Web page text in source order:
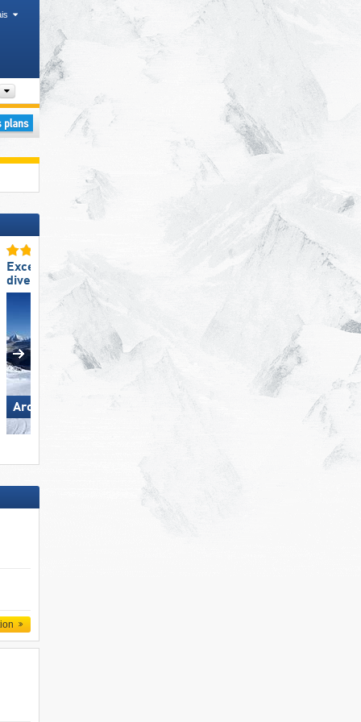
Arrondissement, Chaîne de montagne, Département
Excellente
diversité des pistes
Arosa Lenzerheide
Excellente
Hohsaas – Saas-Grund